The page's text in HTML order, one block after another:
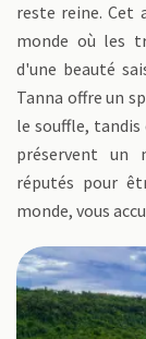
reste reine. Cet
monde où les
d'une beauté
Tanna offre un
le souffle,
préservent un
réputés pour
monde, vous